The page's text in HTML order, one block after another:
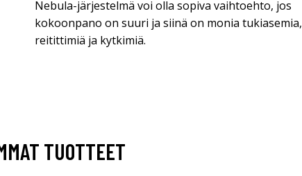
Nebula-järjestelmä voi olla sopiva vaihtoehto, jos
kokoonpano on suuri ja siinä on monia tukiasemia,
reitittimiä ja kytkimiä.
TUOTTEET